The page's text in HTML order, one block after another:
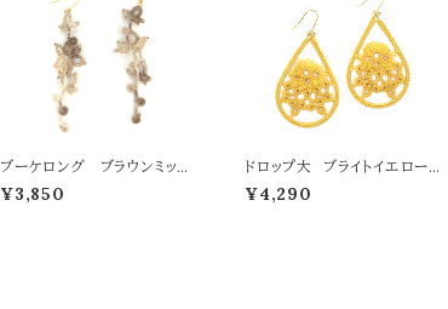
ブーケロング ブラウンミック
ス
¥3,850
ドロップ大 ブライトイエロー
Drop L yellow
¥4,290